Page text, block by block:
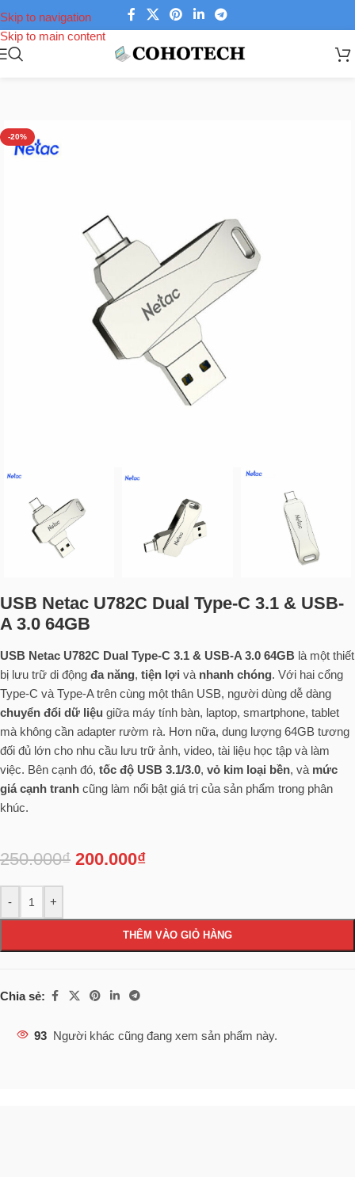
Skip to navigation
Skip to main content
-20%
USB Netac U782C Dual Type-C 3.1 & USB-
A 3.0 64GB
USB Netac U782C Dual Type-C 3.1 & USB-A 3.0 64GB là một thiết
bị lưu trữ di động đa năng, tiện lợi và nhanh chóng. Với hai cổng
Type-C và Type-A trên cùng một thân USB, người dùng dễ dàng
chuyển đổi dữ liệu giữa máy tính bàn, laptop, smartphone, tablet
mà không cần adapter rườm rà. Hơn nữa, dung lượng 64GB tương
đối đủ lớn cho nhu cầu lưu trữ ảnh, video, tài liệu học tập và làm
việc. Bên cạnh đó, tốc độ USB 3.1/3.0, vỏ kim loại bền, và mức
giá cạnh tranh cũng làm nổi bật giá trị của sản phẩm trong phân
khúc.
250.000₫ 200.000₫
- +
THÊM VÀO GIỎ HÀNG
Chia sẻ:
93 Người khác cũng đang xem sản phẩm này.